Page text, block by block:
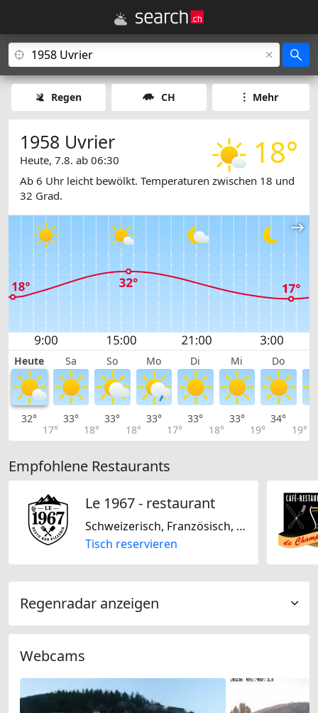
Regen CH Mehr
18°
1958 Uvrier
Heute, 7.8. ab 06:30
Ab 6 Uhr leicht bewölkt. Temperaturen zwischen 18 und
32 Grad.
Heute Sa So Mo Di Mi Do
32°
17°
33°
18°
33°
18°
33°
17°
33°
18°
33°
19°
34°
19°
Empfohlene Restaurants
Le 1967 - restaurant
Schweizerisch, Französisch, Italienisch
Tisch reservieren
Regenradar anzeigen
Webcams